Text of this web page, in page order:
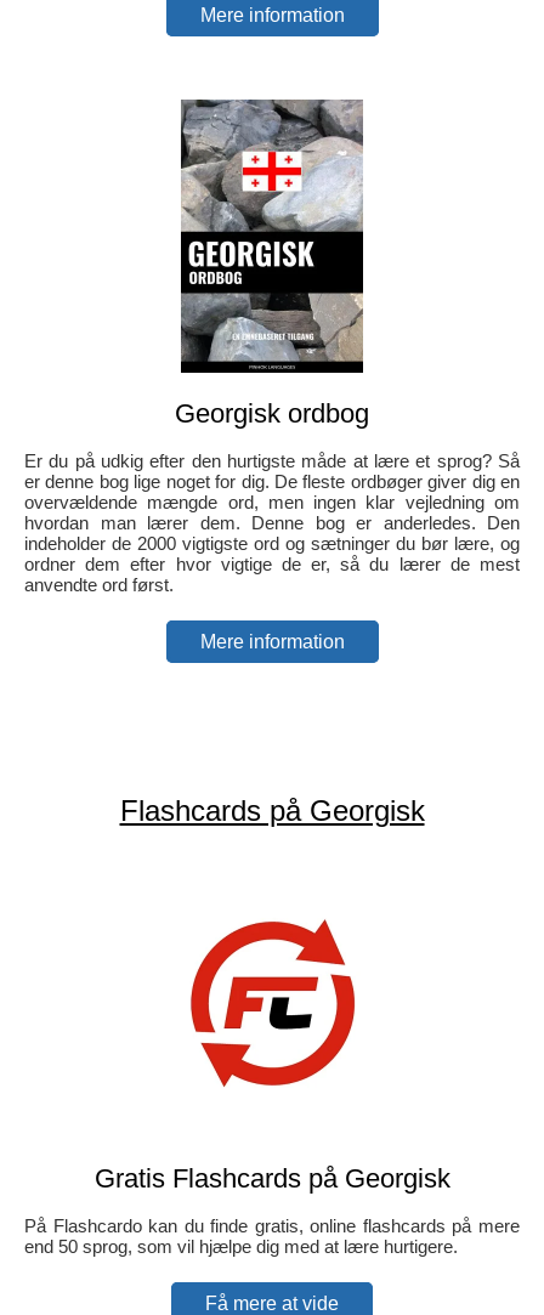
Mere information
Georgisk ordbog
Er du på udkig efter den hurtigste måde at lære et sprog? Så
er denne bog lige noget for dig. De fleste ordbøger giver dig en
overvældende mængde ord, men ingen klar vejledning om
hvordan man lærer dem. Denne bog er anderledes. Den
indeholder de 2000 vigtigste ord og sætninger du bør lære, og
ordner dem efter hvor vigtige de er, så du lærer de mest
anvendte ord først.
Mere information
Flashcards på Georgisk
Gratis Flashcards på Georgisk
På Flashcardo kan du finde gratis, online flashcards på mere
end 50 sprog, som vil hjælpe dig med at lære hurtigere.
Få mere at vide